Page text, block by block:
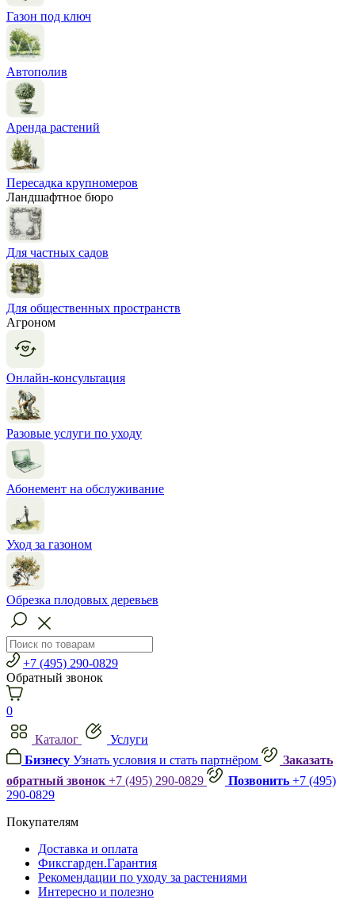
Газон под ключ
Автополив
Аренда растений
Пересадка крупномеров
Ландшафтное бюро
Для частных садов
Для общественных пространств
Агроном
Онлайн-консультация
Разовые услуги по уходу
Абонемент на обслуживание
Уход за газоном
Обрезка плодовых деревьев
+7 (495) 290-0829
Обратный звонок
0
Каталог
Услуги
Бизнесу Узнать условия и стать партнёром
Заказать
обратный звонок +7 (495) 290-0829 Позвонить +7 (495)
290-0829
Покупателям
Доставка и оплата
Фиксгарден.Гарантия
Рекомендации по уходу за растениями
Интересно и полезно